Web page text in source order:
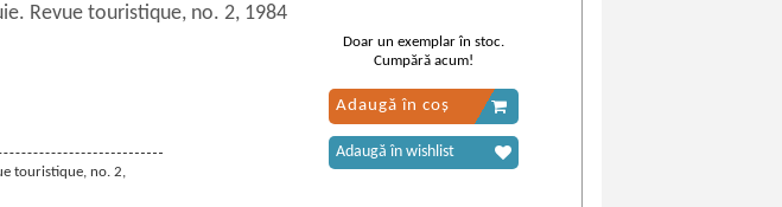
Revue touristique, no. 2, 1984
touristique, no. 2,
Doar un exemplar în stoc.
Cumpără acum!
Adaugă în coș
Adaugă în wishlist